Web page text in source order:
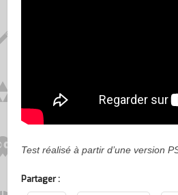
Test réalisé à partir d’une version
Partager :